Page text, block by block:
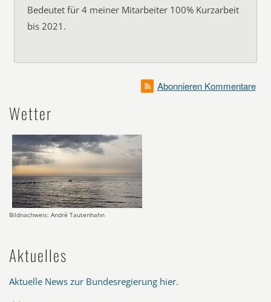
Bedeutet für 4 meiner Mitarbeiter 100% Kurzarbeit
bis 2021.
Abonnieren Kommentare
Wetter
Bildnachweis: André Tautenhahn
Aktuelles
Aktuelle News zur Bundesregierung hier.